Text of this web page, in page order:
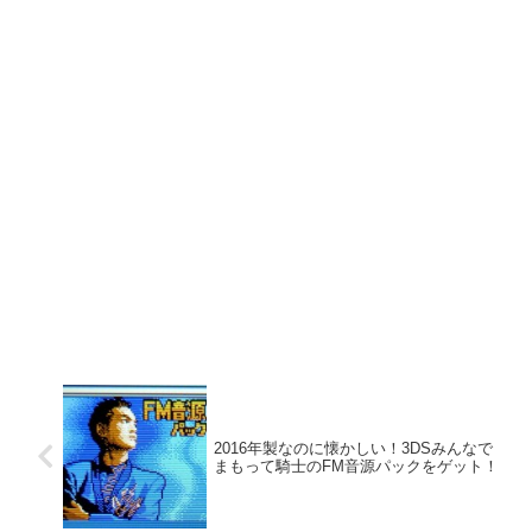
2016年製なのに懐かしい！3DSみんなで
まもって騎士のFM音源パックをゲット！